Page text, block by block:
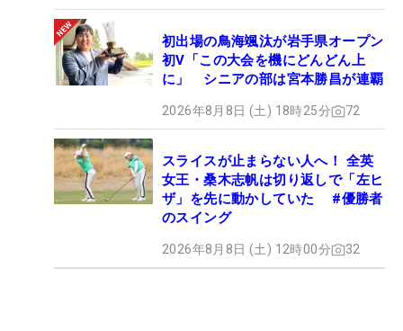
初出場の鳥海颯汰が岩手県オープン
初V「この大会を機にどんどん上
に」 シニアの部は宮本勝昌が連覇
2026年8月8日 (土) 18時25分 72
スライスが止まらない人へ！ 全英
女王・桑木志帆は切り返しで「左ヒ
ザ」を先に動かしていた #優勝者
のスイング
2026年8月8日 (土) 12時00分 32